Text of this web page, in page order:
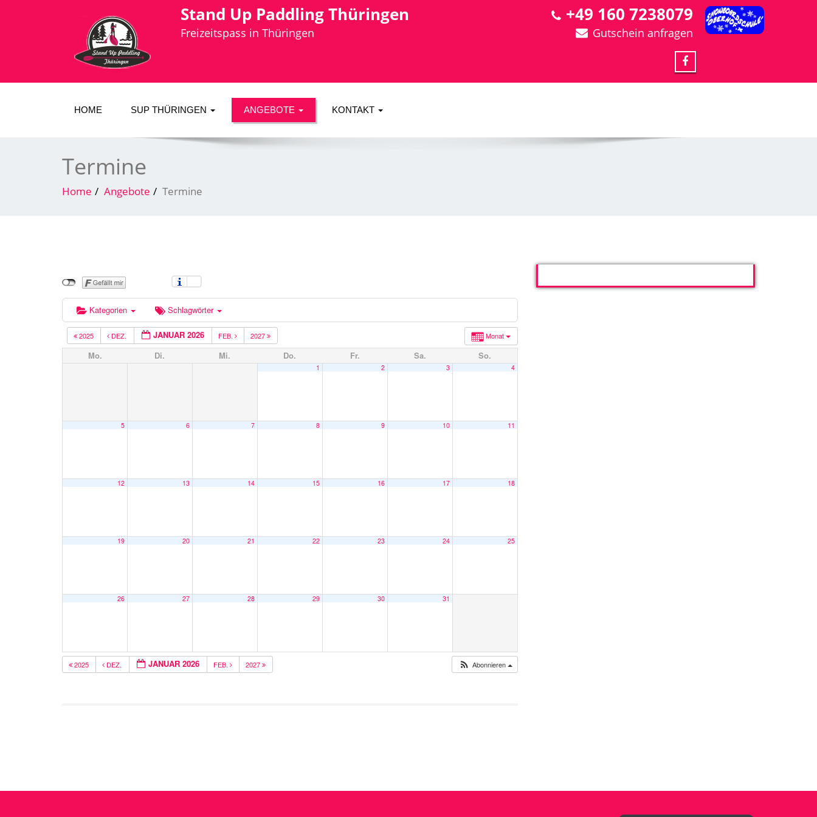
Stand Up Paddling Thüringen
Freizeitspass in Thüringen
+49 160 7238079
Gutschein anfragen
HOME SUP THÜRINGEN ANGEBOTE KONTAKT
Termine
Home Angebote Termine
Kategorien Schlagwörter
Monat
2025 DEZ. JANUAR 2026 FEB. 2027
Mo. Di. Mi. Do. Fr. Sa. So.
1 2 3 4
5 6 7 8 9 10 11
12 13 14 15 16 17 18
19 20 21 22 23 24 25
26 27 28 29 30 31
2025 DEZ. JANUAR 2026 FEB. 2027 Abonnieren